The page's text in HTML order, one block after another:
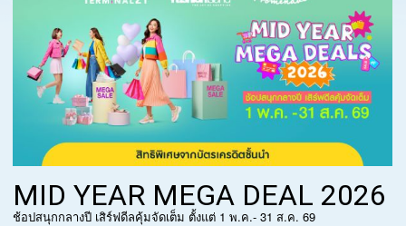
MID YEAR MEGA DEAL 2026
ช้อปสนุกกลางปี เสิร์ฟดีลคุ้มจัดเต็ม ตั้งแต่ 1 พ.ค.- 31 ส.ค. 69